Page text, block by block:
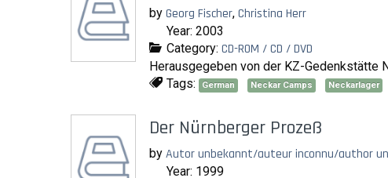
by Georg Fischer, Christina Herr
Year: 2003
Category: CD-ROM / CD / DVD
Herausgegeben von der KZ-Gedenkstätte
Tags:
German Neckar Camps Neckarlager
Der Nürnberger Prozeß
by Autor unbekannt/auteur inconnu/author
Year: 1999